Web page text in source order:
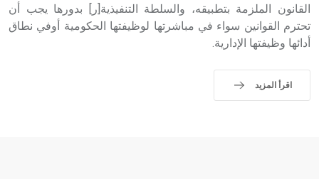
القانون الملزمة بتطبيقه، والسلطة التنفيذية[ر] بدورها يجب أن
تحترم القوانين سواء في مباشرتها لوظيفتها الحكومية أوفي نطاق
أدائها وظيفتها الإدارية.
اقرأ المزيد